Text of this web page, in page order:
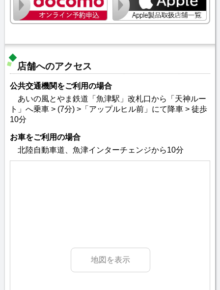
店舗へのアクセス
公共交通機関をご利用の場合
あいの風とやま鉄道「魚津駅」改札口から「天神ルー
ト」へ乗車 > (7分) >「アップルヒル前」にて降車 > 徒歩
10分
お車をご利用の場合
北陸自動車道、魚津インターチェンジから10分
地図を表示